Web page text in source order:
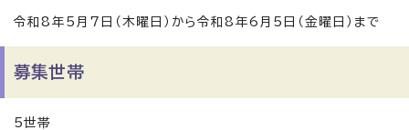
令和8年5月7日（木曜日）から令和8年6月5日（金曜日）まで
募集世帯
5世帯